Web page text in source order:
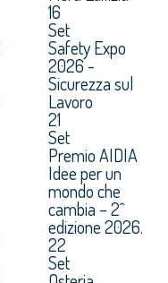
16
Set
Safety Expo
2026 -
Sicurezza sul
Lavoro
21
Set
Premio AIDIA
Idee per un
mondo che
cambia – 2^
edizione 2026.
22
Set